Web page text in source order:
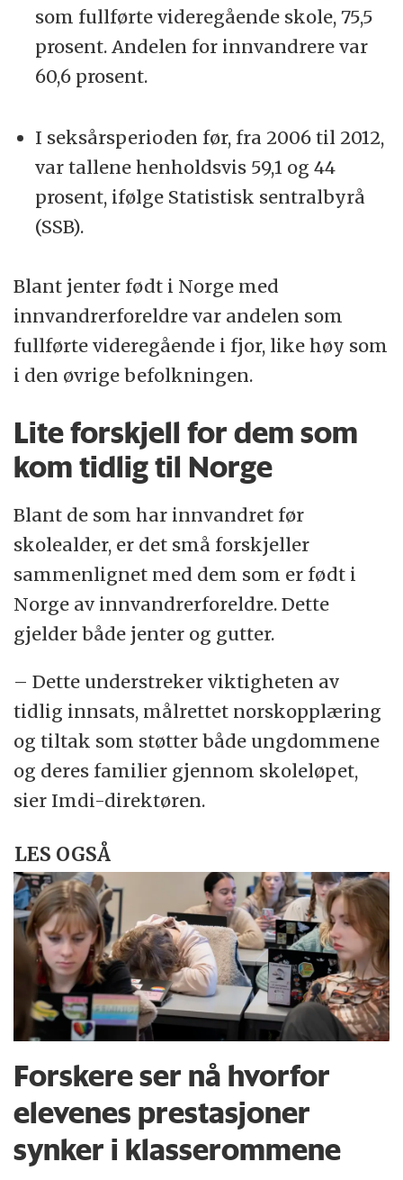
som fullførte videregående skole, 75,5
prosent. Andelen for innvandrere var
60,6 prosent.
I seksårsperioden før, fra 2006 til 2012,
var tallene henholdsvis 59,1 og 44
prosent, ifølge Statistisk sentralbyrå
(SSB).
Blant jenter født i Norge med
innvandrerforeldre var andelen som
fullførte videregående i fjor, like høy som
i den øvrige befolkningen.
Lite forskjell for dem som
kom tidlig til Norge
Blant de som har innvandret før
skolealder, er det små forskjeller
sammenlignet med dem som er født i
Norge av innvandrerforeldre. Dette
gjelder både jenter og gutter.
– Dette understreker viktigheten av
tidlig innsats, målrettet norskopplæring
og tiltak som støtter både ungdommene
og deres familier gjennom skoleløpet,
sier Imdi-direktøren.
LES OGSÅ
Forskere ser nå hvorfor
elevenes prestasjoner
synker i klasserommene